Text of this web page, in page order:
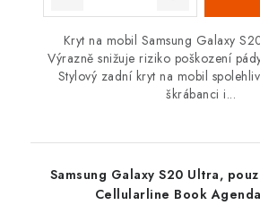
Kryt na mobil Samsung Galaxy
Výrazně snižuje riziko poškození
Stylový zadní kryt na mobil
škrábanci i...
Samsung Galaxy S20 Ultra,
Cellularline Book